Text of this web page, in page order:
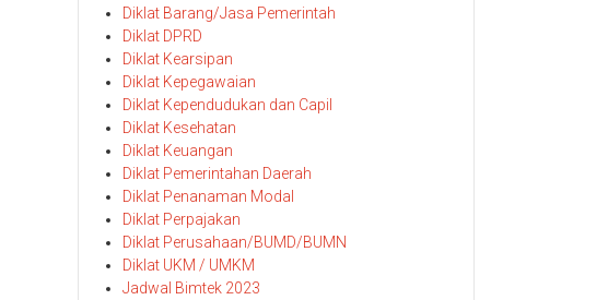
Diklat Barang/Jasa Pemerintah
Diklat DPRD
Diklat Kearsipan
Diklat Kepegawaian
Diklat Kependudukan dan Capil
Diklat Kesehatan
Diklat Keuangan
Diklat Pemerintahan Daerah
Diklat Penanaman Modal
Diklat Perpajakan
Diklat Perusahaan/BUMD/BUMN
Diklat UKM / UMKM
Jadwal Bimtek 2023